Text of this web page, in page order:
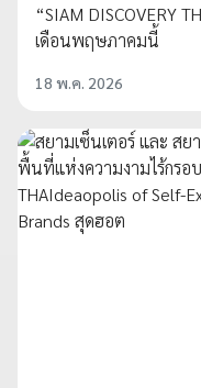
“SIAM DISCOVERY
เดือนพฤษภาคมนี้
18 พ.ค. 2026